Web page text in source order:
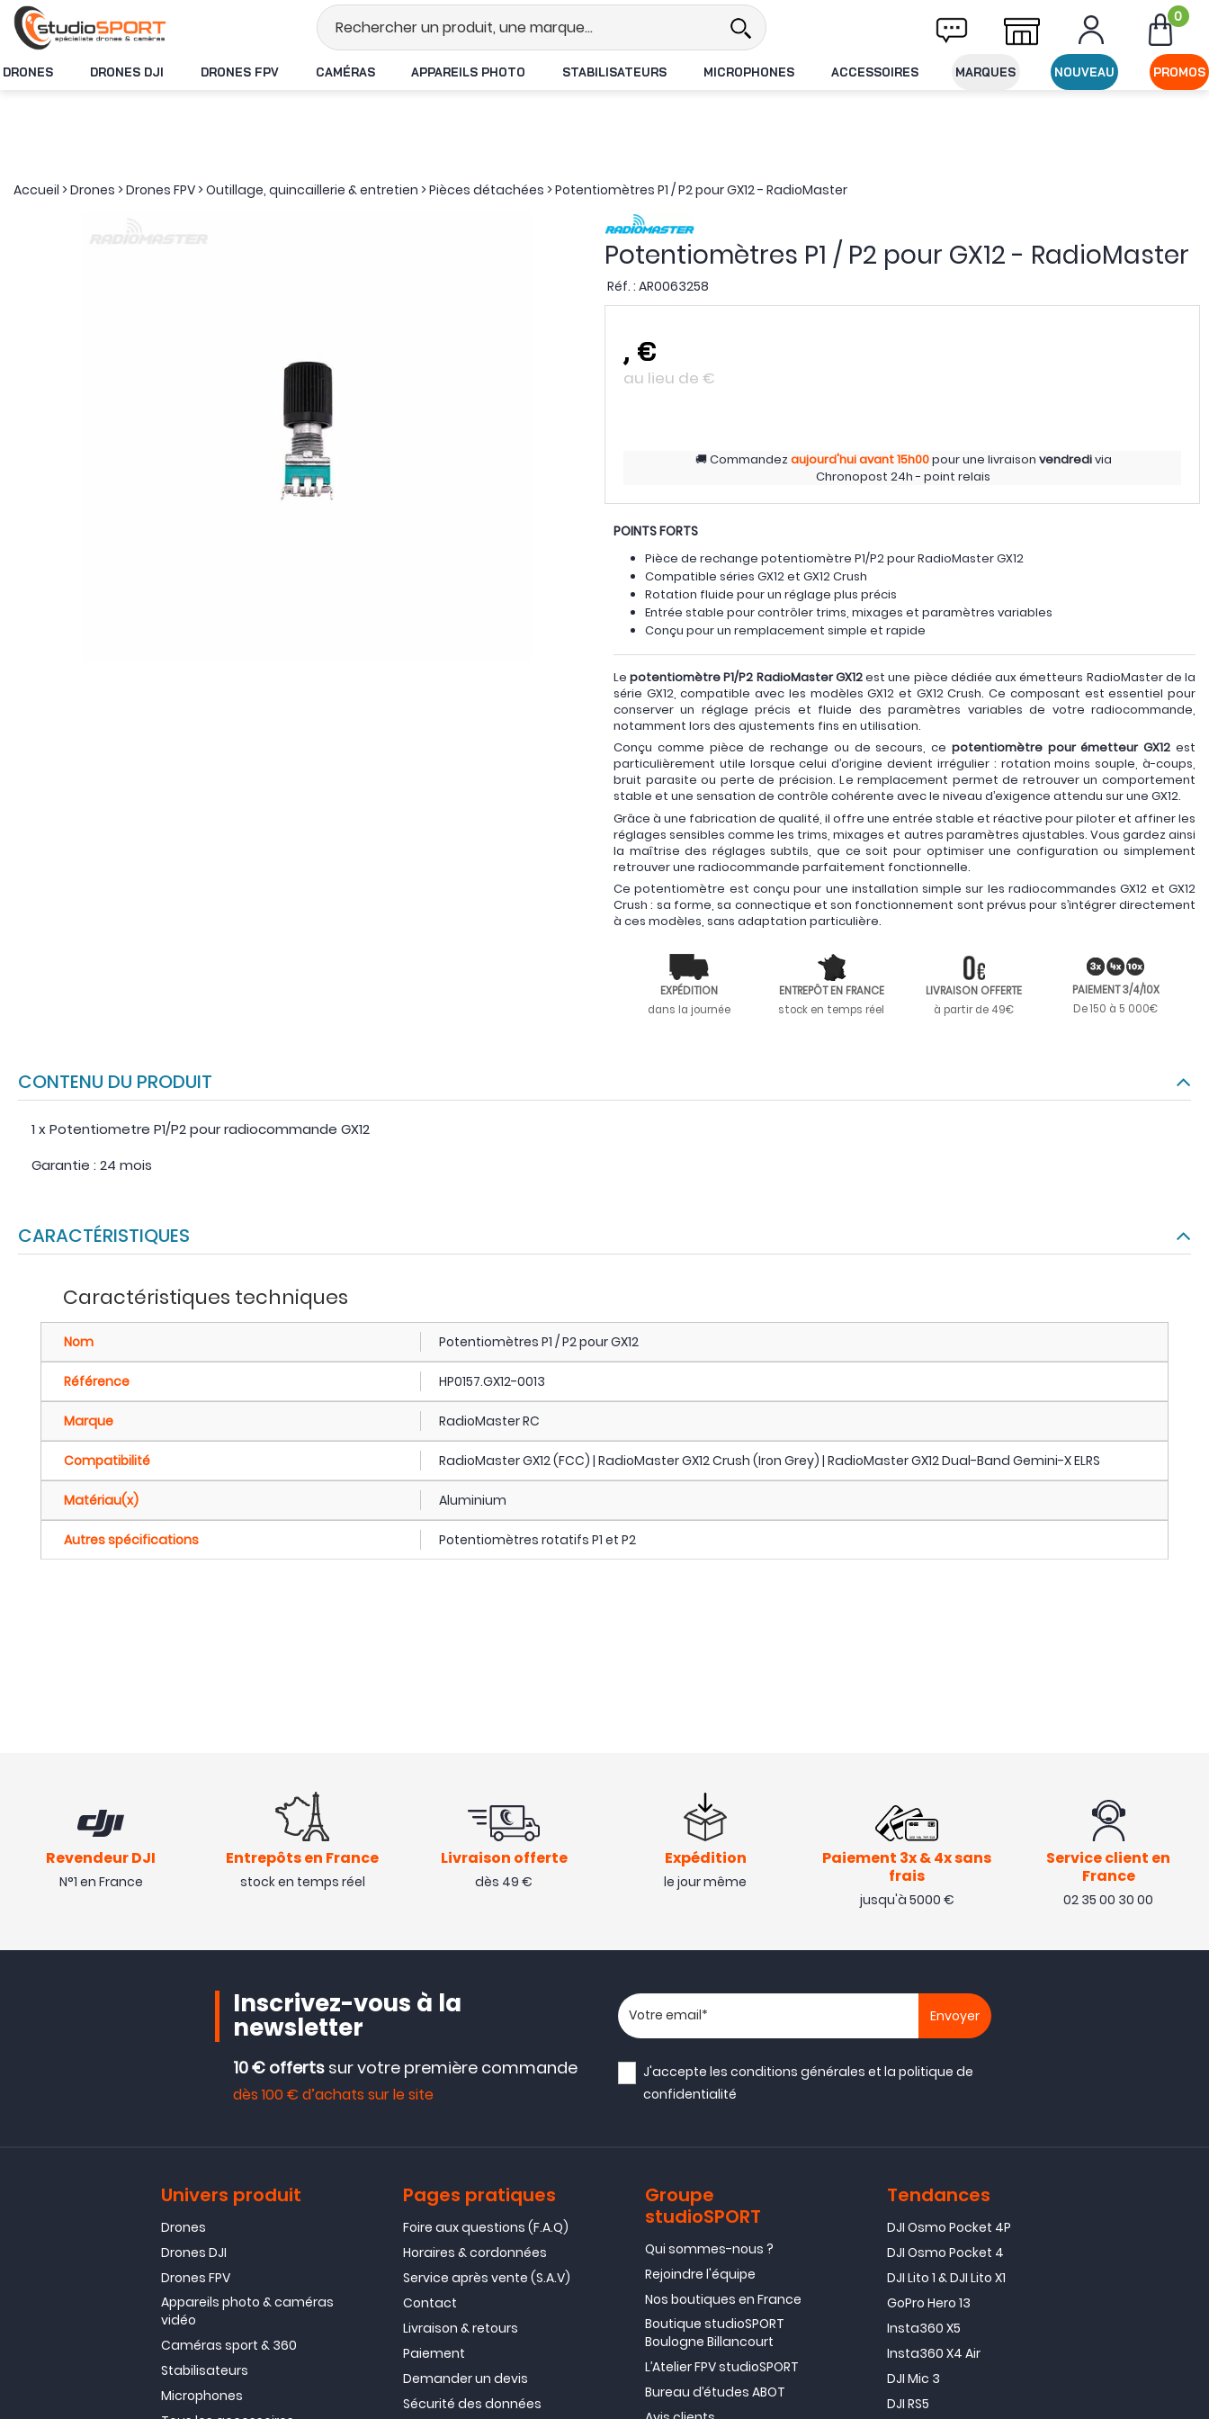
Stock en temps réel Livraison offerte dès 49€ d'achat 0
DRONES DRONES DJI DRONES FPV CAMÉRAS APPAREILS PHOTO STABILISATEURS MICROPHONES ACCESSOIRES MARQUES NOUVEAU PROMOS
Accueil >Drones >Drones FPV>Outillage, quincaillerie & entretien >Pièces détachées >Potentiomètres P1 / P2 pour GX12 - RadioMaster
Potentiomètres P1 / P2 pour GX12 - RadioMaster
Réf. : AR0063258
, €
au lieu de €
Commandezaujourd'huiavant 15h00pour une livraison vendredivia
Chronopost 24h - point relais
POINTS FORTS
Pièce de rechange potentiomètre P1/P2 pour RadioMaster GX12
Compatible séries GX12 et GX12 Crush
Rotation fluide pour un réglage plus précis
Entrée stable pour contrôler trims, mixages et paramètres variables
Conçu pour un remplacement simple et rapide
Lepotentiomètre P1/P2 RadioMaster GX12est une pièce dédiée aux émetteurs RadioMaster de la
série GX12, compatible avec les modèles GX12 et GX12 Crush. Ce composant est essentiel pour
conserver un réglage précis et fluide des paramètres variables de votre radiocommande,
notamment lors des ajustements fins en utilisation.
Conçu comme pièce de rechange ou de secours, ce potentiomètre pour émetteur GX12 est
particulièrement utile lorsque celui d’origine devient irrégulier : rotation moins souple, à-coups,
bruit parasite ou perte de précision. Le remplacement permet de retrouver un comportement
stable et une sensation de contrôle cohérente avec le niveau d’exigence attendu sur une GX12.
Grâce à une fabrication de qualité, il offre une entrée stable et réactive pour piloter et affiner les
réglages sensibles comme les trims, mixages et autres paramètres ajustables. Vous gardez ainsi
la maîtrise des réglages subtils, que ce soit pour optimiser une configuration ou simplement
retrouver une radiocommande parfaitement fonctionnelle.
Ce potentiomètre est conçu pour une installation simple sur les radiocommandes GX12 et GX12
Crush : sa forme, sa connectique et son fonctionnement sont prévus pour s’intégrer directement
à ces modèles, sans adaptation particulière.
EXPÉDITION
dans la journée
ENTREPÔT EN FRANCE
stock en temps réel
LIVRAISON OFFERTE
à partir de 49€
PAIEMENT 3/4/10X
De 150 à 5 000€
CONTENU DU PRODUIT
1 x Potentiometre P1/P2 pour radiocommande GX12
Garantie : 24 mois
CARACTÉRISTIQUES
Caractéristiques techniques
Nom Potentiomètres P1 / P2 pour GX12
Référence HP0157.GX12-0013
Marque RadioMaster RC
Compatibilité RadioMaster GX12 (FCC) | RadioMaster GX12 Crush (Iron Grey) | RadioMaster GX12 Dual-Band Gemini-X ELRS
Matériau(x) Aluminium
Autres spécifications Potentiomètres rotatifs P1 et P2
Revendeur DJI
N°1 en France
Entrepôts en France
stock en temps réel
Livraison offerte
dès 49 €
Expédition
le jour même
Paiement 3x & 4x sans
frais
jusqu'à 5000 €
Service client en
France
02 35 00 30 00
Inscrivez-vous à la
newsletter
10 € offerts sur votre première commande
dès 100 € d’achats sur le site
Votre adresse email
J'accepte lesconditions générales et lapolitique de
confidentialité
Univers produit
Drones
Drones DJI
Drones FPV
Appareils photo & caméras
vidéo
Caméras sport & 360
Stabilisateurs
Microphones
Pages pratiques
Foire aux questions (F.A.Q)
Horaires & cordonnées
Service après vente (S.A.V)
Contact
Livraison & retours
Paiement
Demander un devis
Sécurité des données
Groupe
studioSPORT
Qui sommes-nous ?
Rejoindre l'équipe
Nos boutiques en France
Boutique studioSPORT
Boulogne Billancourt
L’Atelier FPV studioSPORT
Bureau d’études ABOT
Tendances
DJI Osmo Pocket 4P
DJI Osmo Pocket 4
DJI Lito 1 & DJI Lito X1
GoPro Hero 13
Insta360 X5
Insta360 X4 Air
DJI Mic 3
DJI RS5